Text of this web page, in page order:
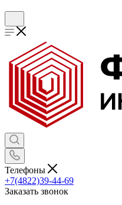
Телефоны
+7(4822)39-44-69
Заказать звонок